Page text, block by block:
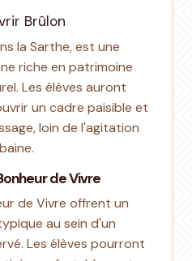
Brûlon
la Sarthe, est une
riche en patrimoine
Les élèves auront
un cadre paisible et
loin de l'agitation
de Vivre
de Vivre offrent un
au sein d'un
Les élèves pourront